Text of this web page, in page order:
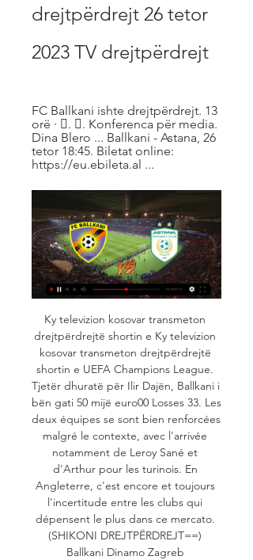
drejtpërdrejt 26 tetor
2023 TV drejtpërdrejt
FC Ballkani ishte drejtpërdrejt. 13
orë · 󰟠. 󰟝. Konferenca për media.
Dina Blero ... Ballkani - Astana, 26
tetor 18:45. Biletat online:
https://eu.ebileta.al ...
Ky televizion kosovar transmeton
drejtpërdrejtë shortin e Ky televizion
kosovar transmeton drejtpërdrejtë
shortin e UEFA Champions League.
Tjetër dhuratë për Ilir Dajën, Ballkani i
bën gati 50 mijë euro00 Losses 33. Les
deux équipes se sont bien renforcées
malgré le contexte, avec l'arrivée
notamment de Leroy Sané et
d'Arthur pour les turinois. En
Angleterre, c'est encore et toujours
l'incertitude entre les clubs qui
dépensent le plus dans ce mercato.
(SHIKONI DREJTPËRDREJT==)
Ballkani Dinamo Zagreb